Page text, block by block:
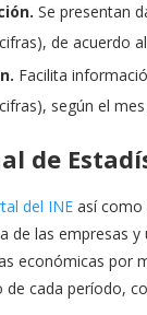
Se presentan
de acuerdo
Facilita
según el
de
del INE así como
de las empresas
económicas por
cada período,